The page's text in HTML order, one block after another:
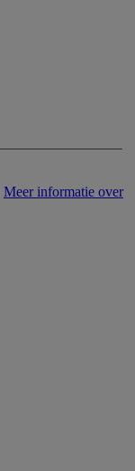
Meer informatie over